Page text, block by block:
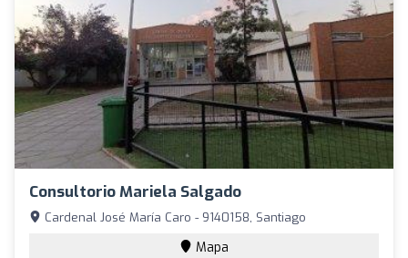
Consultorio Mariela Salgado
Cardenal José María Caro - 9140158, Santiago
Mapa